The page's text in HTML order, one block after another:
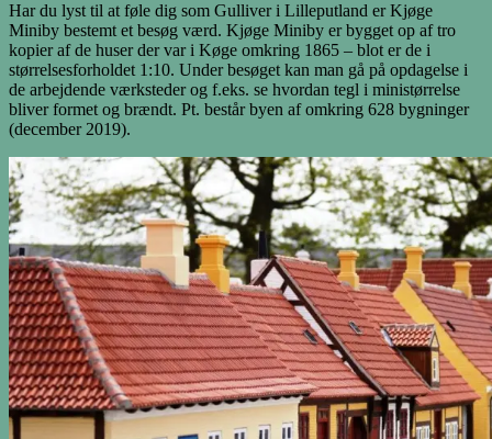
Har du lyst til at føle dig som Gulliver i Lilleputland er Kjøge
Miniby bestemt et besøg værd. Kjøge Miniby er bygget op af tro
kopier af de huser der var i Køge omkring 1865 – blot er de i
størrelsesforholdet 1:10. Under besøget kan man gå på opdagelse i
de arbejdende værksteder og f.eks. se hvordan tegl i ministørrelse
bliver formet og brændt. Pt. består byen af omkring 628 bygninger
(december 2019).